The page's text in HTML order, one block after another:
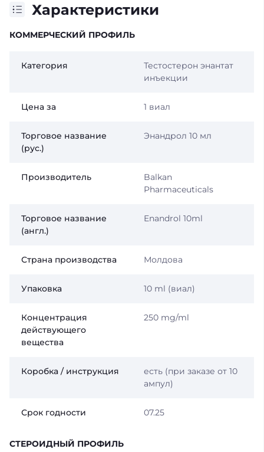
Характеристики
КОММЕРЧЕСКИЙ ПРОФИЛЬ
Категория
Тестостерон энантат
инъекции
Цена за 1 виал
Торговое название
(рус.)
Энандрол 10 мл
Производитель
Balkan
Pharmaceuticals
Торговое название
(англ.)
Enandrol 10ml
Страна производства Молдова
Упаковка 10 ml (виал)
Концентрация
действующего
вещества
250 mg/ml
Коробка / инструкция
есть (при заказе от 10
ампул)
Срок годности 07.25
СТЕРОИДНЫЙ ПРОФИЛЬ